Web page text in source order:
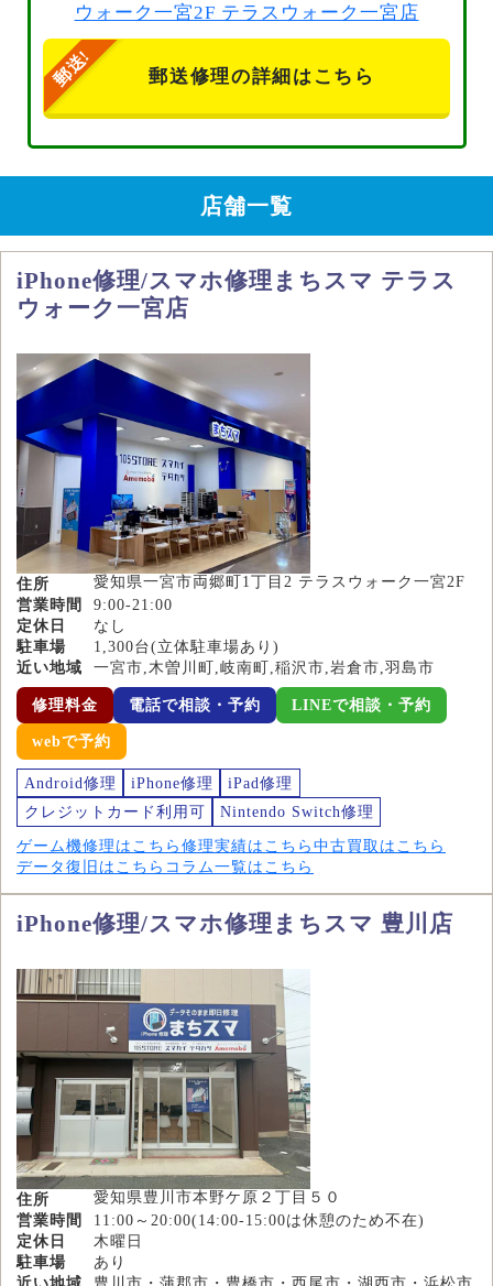
ウォーク一宮2F テラスウォーク一宮店
郵送修理の詳細はこちら
店舗一覧
iPhone修理/スマホ修理まちスマ テラス
ウォーク一宮店
住所
愛知県一宮市両郷町1丁目2 テラスウォーク一宮2F
営業時間
9:00-21:00
定休日
なし
駐車場
1,300台(立体駐車場あり)
近い地域
一宮市,木曽川町,岐南町,稲沢市,岩倉市,羽島市
修理料金 電話で相談・予約 LINEで相談・予約
webで予約
Android修理 iPhone修理
iPad修理
クレジットカード利用可
Nintendo Switch修理
ゲーム機修理はこちら 修理実績はこちら 中古買取はこちら
データ復旧はこちら コラム一覧はこちら
iPhone修理/スマホ修理まちスマ 豊川店
住所
愛知県豊川市本野ケ原２丁目５０
営業時間
11:00～20:00(14:00-15:00は休憩のため不在)
定休日
木曜日
駐車場
あり